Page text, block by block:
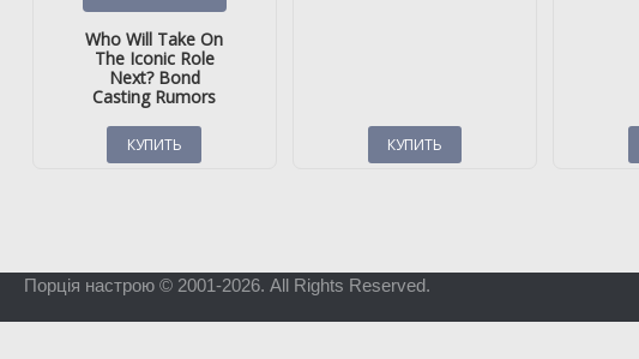
Порція настрою © 2001-2026. All Rights Reserved.